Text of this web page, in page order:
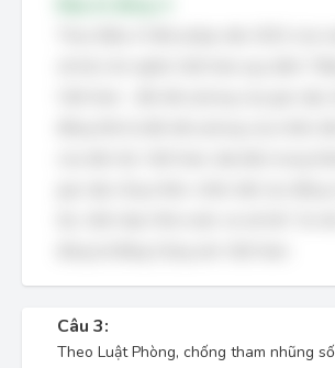
Câu 3:
Theo Luật Phòng, chống tham nhũng số